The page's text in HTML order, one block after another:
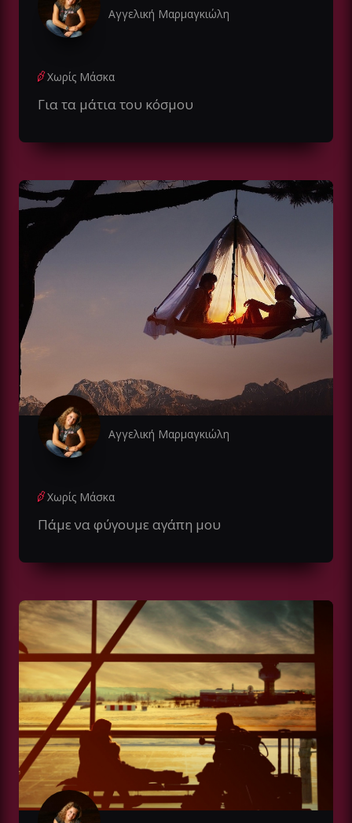
Αγγελική Μαρμαγκιώλη
Χωρίς Μάσκα
Για τα μάτια του κόσμου
Αγγελική Μαρμαγκιώλη
Χωρίς Μάσκα
Πάμε να φύγουμε αγάπη μου